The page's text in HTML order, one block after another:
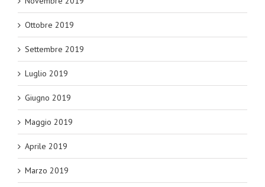
Ottobre 2019
Settembre 2019
Luglio 2019
Giugno 2019
Maggio 2019
Aprile 2019
Marzo 2019